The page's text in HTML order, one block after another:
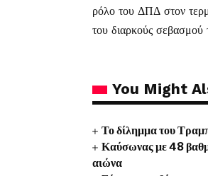
ρόλο του ΔΠΔ στον
του διαρκούς σεβασμού
You Might
Το δίλημμα του
Καύσωνας με 48
αιώνα